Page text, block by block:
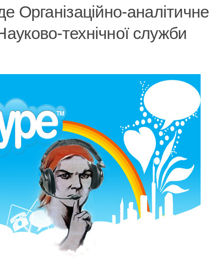
Організаційно-аналітичне
технічної служби